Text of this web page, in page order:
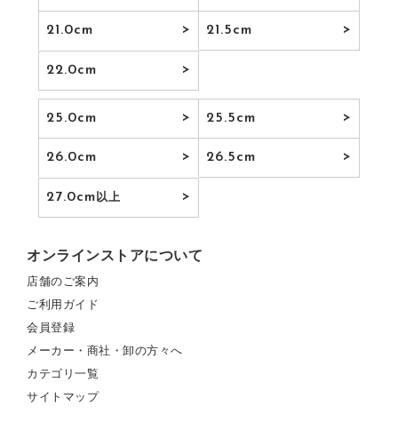
21.0cm 21.5cm
22.0cm
25.0cm 25.5cm
26.0cm 26.5cm
27.0cm以上
オンラインストアについて
店舗のご案内
ご利用ガイド
会員登録
メーカー・商社・卸の方々へ
カテゴリ一覧
サイトマップ